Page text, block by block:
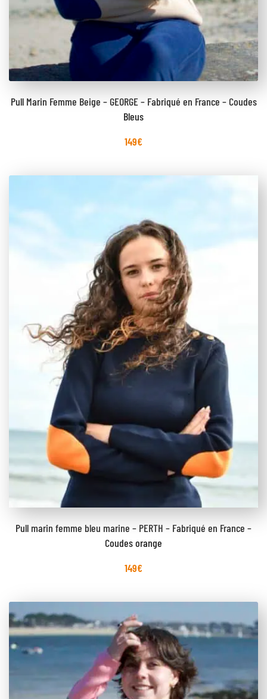
Pull Marin Femme Beige – GEORGE – Fabriqué en France – Coudes
Bleus
149€
Pull marin femme bleu marine – PERTH – Fabriqué en France –
Coudes orange
149€